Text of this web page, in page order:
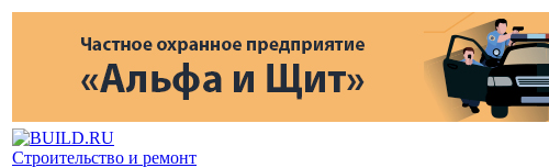
Строительство и ремонт